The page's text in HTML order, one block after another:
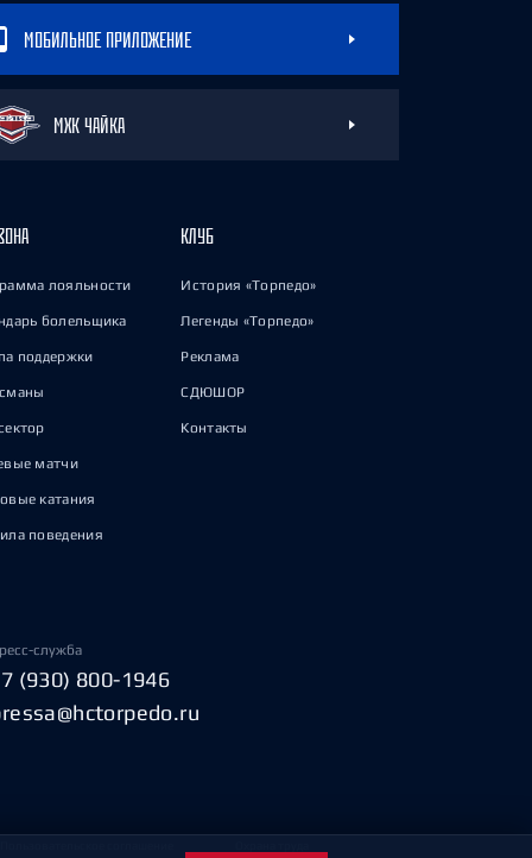
МОБИЛЬНОЕ ПРИЛОЖЕНИЕ
МХК ЧАЙКА
лояльности
болельщика
поддержки
матчи
катания
поведения
КЛУБ
История «Торпедо»
Легенды «Торпедо»
Реклама
СДЮШОР
Контакты
служба
(930) 800-1946